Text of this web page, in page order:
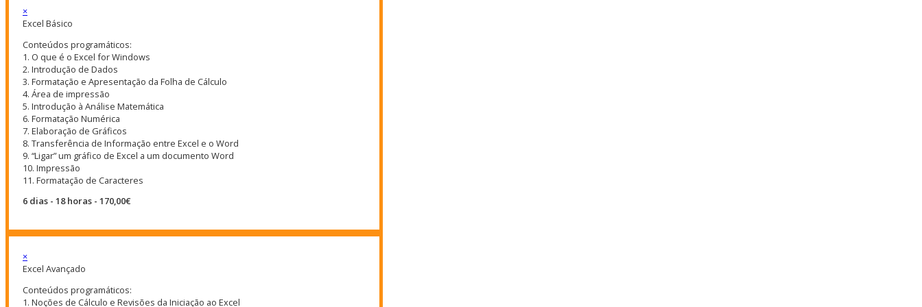
×
Excel Básico
Conteúdos programáticos:
1. O que é o Excel for Windows
2. Introdução de Dados
3. Formatação e Apresentação da Folha de Cálculo
4. Área de impressão
5. Introdução à Análise Matemática
6. Formatação Numérica
7. Elaboração de Gráficos
8. Transferência de Informação entre Excel e o Word
9. “Ligar” um gráfico de Excel a um documento Word
10. Impressão
11. Formatação de Caracteres
6 dias - 18 horas - 170,00€
×
Excel Avançado
Conteúdos programáticos:
1. Noções de Cálculo e Revisões da Iniciação ao Excel